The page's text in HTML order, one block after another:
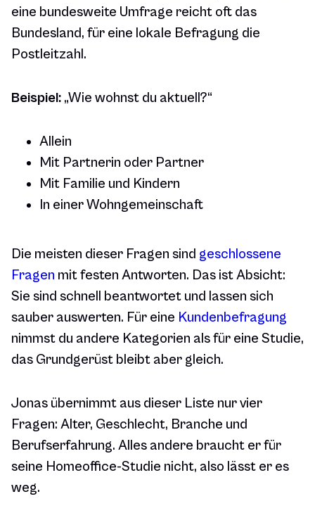
eine bundesweite Umfrage reicht oft das
Bundesland, für eine lokale Befragung die
Postleitzahl.
Beispiel: „Wie wohnst du aktuell?“
Allein
Mit Partnerin oder Partner
Mit Familie und Kindern
In einer Wohngemeinschaft
Die meisten dieser Fragen sind geschlossene
Fragen mit festen Antworten. Das ist Absicht:
Sie sind schnell beantwortet und lassen sich
sauber auswerten. Für eine Kundenbefragung
nimmst du andere Kategorien als für eine Studie,
das Grundgerüst bleibt aber gleich.
Jonas übernimmt aus dieser Liste nur vier
Fragen: Alter, Geschlecht, Branche und
Berufserfahrung. Alles andere braucht er für
seine Homeoffice-Studie nicht, also lässt er es
weg.